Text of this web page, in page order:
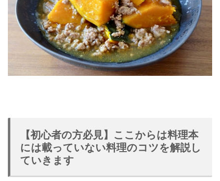
【初心者の方必見】ここからは料理本
には載っていない料理のコツを解説し
ていきます